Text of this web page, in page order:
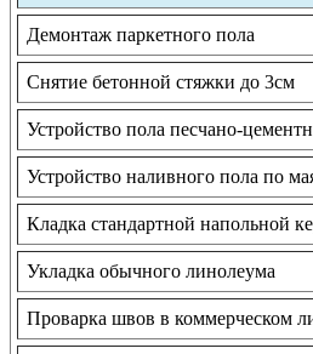
Демонтаж паркетного пола
Снятие бетонной стяжки до 3см
Устройство пола песчано-
Устройство наливного пола по
Кладка стандартной напольной
Укладка обычного линолеума
Проварка швов в коммерческом